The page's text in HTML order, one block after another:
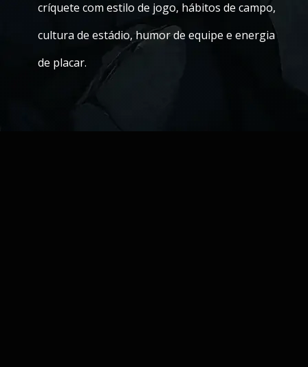
críquete com estilo de jogo, hábitos de campo,
cultura de estádio, humor de equipe e energia
de placar.